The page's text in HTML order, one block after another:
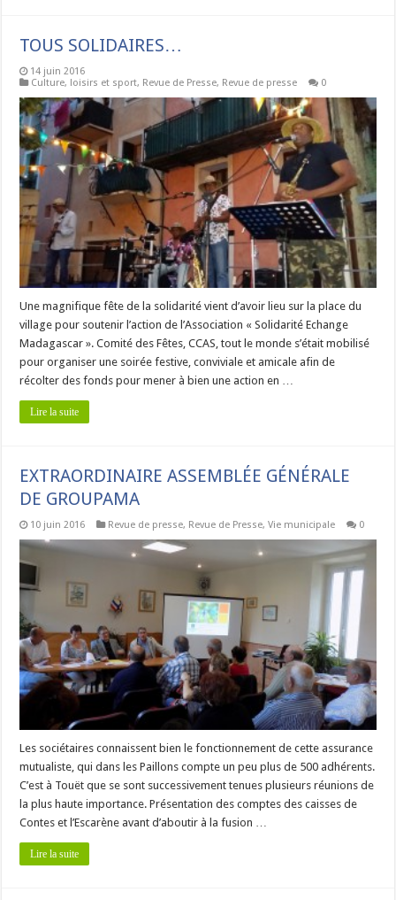
TOUS SOLIDAIRES…
14 juin 2016
Culture, loisirs et sport, Revue de Presse, Revue de presse 0
Une magnifique fête de la solidarité vient d’avoir lieu sur la place du
village pour soutenir l’action de l’Association « Solidarité Echange
Madagascar ». Comité des Fêtes, CCAS, tout le monde s’était mobilisé
pour organiser une soirée festive, conviviale et amicale afin de
récolter des fonds pour mener à bien une action en …
Lire la suite
EXTRAORDINAIRE ASSEMBLÉE GÉNÉRALE
DE GROUPAMA
10 juin 2016 Revue de presse, Revue de Presse,Vie municipale 0
Les sociétaires connaissent bien le fonctionnement de cette assurance
mutualiste, qui dans les Paillons compte un peu plus de 500 adhérents.
C’est à Touët que se sont successivement tenues plusieurs réunions de
la plus haute importance. Présentation des comptes des caisses de
Contes et l’Escarène avant d’aboutir à la fusion …
Lire la suite